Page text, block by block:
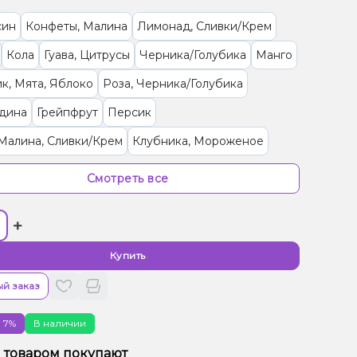
Конфеты, Малина
Лимонад, Сливки/Крем
Кола
Гуава, Цитрусы Черника/Голубика
Манго
Мята, Яблоко
Роза, Черника/Голубика
Грейпфрут
Персик
Сливки/Крем
Клубника, Мороженое
Клюква, Черника/Голубика
Манго, Чай
Лайм, Лимон Маракуйя
Малина
Мороженое, Папайя
Пряности/Специи
Фейхоа
Смотреть все
+
Купить
заказ
В наличии
товаром покупают